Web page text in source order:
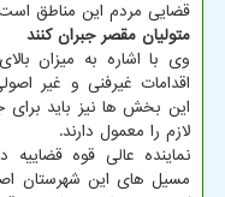
قضایی مردم این مناطق
متولیان مقصر جبران کنند
وی با اشاره به میزان
اقدامات غیرفنی و غیر
این بخش ها نیز باید برای
لازم را معمول دارند.
نماینده عالی قوه قضاییه
مسیل های این شهرستان